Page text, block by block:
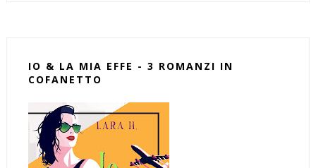
IO & LA MIA EFFE - 3 ROMANZI IN
COFANETTO